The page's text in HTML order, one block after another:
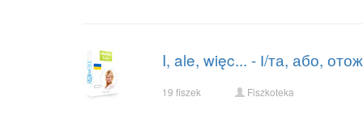
I, ale, więc... - І/та, або,
19 fiszek Fiszkoteka